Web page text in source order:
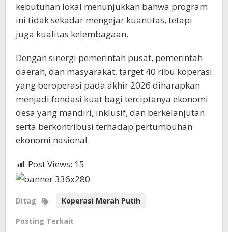
kebutuhan lokal menunjukkan bahwa program
ini tidak sekadar mengejar kuantitas, tetapi
juga kualitas kelembagaan.
Dengan sinergi pemerintah pusat, pemerintah
daerah, dan masyarakat, target 40 ribu koperasi
yang beroperasi pada akhir 2026 diharapkan
menjadi fondasi kuat bagi terciptanya ekonomi
desa yang mandiri, inklusif, dan berkelanjutan
serta berkontribusi terhadap pertumbuhan
ekonomi nasional.
Post Views: 15
Ditag Koperasi Merah Putih
Posting Terkait